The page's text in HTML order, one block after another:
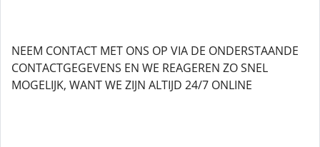
NEEM CONTACT MET ONS OP VIA DE ONDERSTAANDE
CONTACTGEGEVENS EN WE REAGEREN ZO SNEL
MOGELIJK, WANT WE ZIJN ALTIJD 24/7 ONLINE